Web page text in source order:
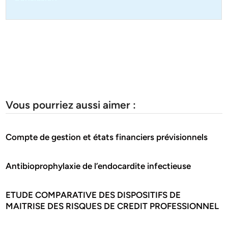
Vous pourriez aussi aimer :
Compte de gestion et états financiers prévisionnels
Antibioprophylaxie de l’endocardite infectieuse
ETUDE COMPARATIVE DES DISPOSITIFS DE
MAITRISE DES RISQUES DE CREDIT PROFESSIONNEL